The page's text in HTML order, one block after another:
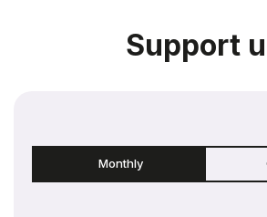
Support
Monthly